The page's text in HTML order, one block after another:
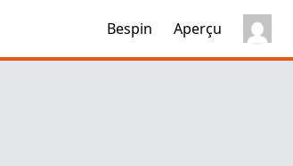
Bespin Aperçu